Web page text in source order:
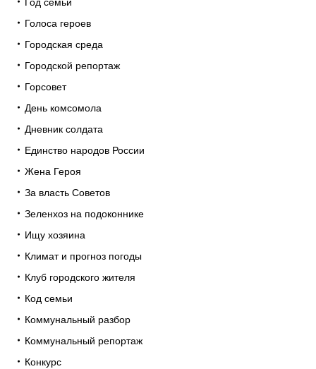
Год семьи
Голоса героев
Городская среда
Городской репортаж
Горсовет
День комсомола
Дневник солдата
Единство народов России
Жена Героя
За власть Советов
Зеленхоз на подоконнике
Ищу хозяина
Климат и прогноз погоды
Клуб городского жителя
Код семьи
Коммунальный разбор
Коммунальный репортаж
Конкурс